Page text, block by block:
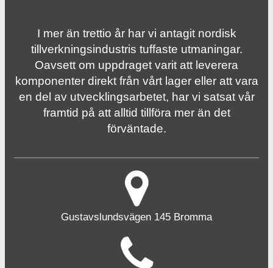
I mer än trettio år har vi antagit nordisk
tillverknings­industris tuffaste utmaningar.
Oavsett om uppdraget varit att leverera
komponenter direkt från vårt lager eller att vara
en del av utvecklingsarbetet, har vi satsat vår
framtid på att alltid tillföra mer än det
förväntade.
Gustavslundsvägen 145 Bromma